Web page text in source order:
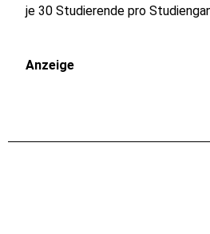
je 30 Studierende pro
Anzeige